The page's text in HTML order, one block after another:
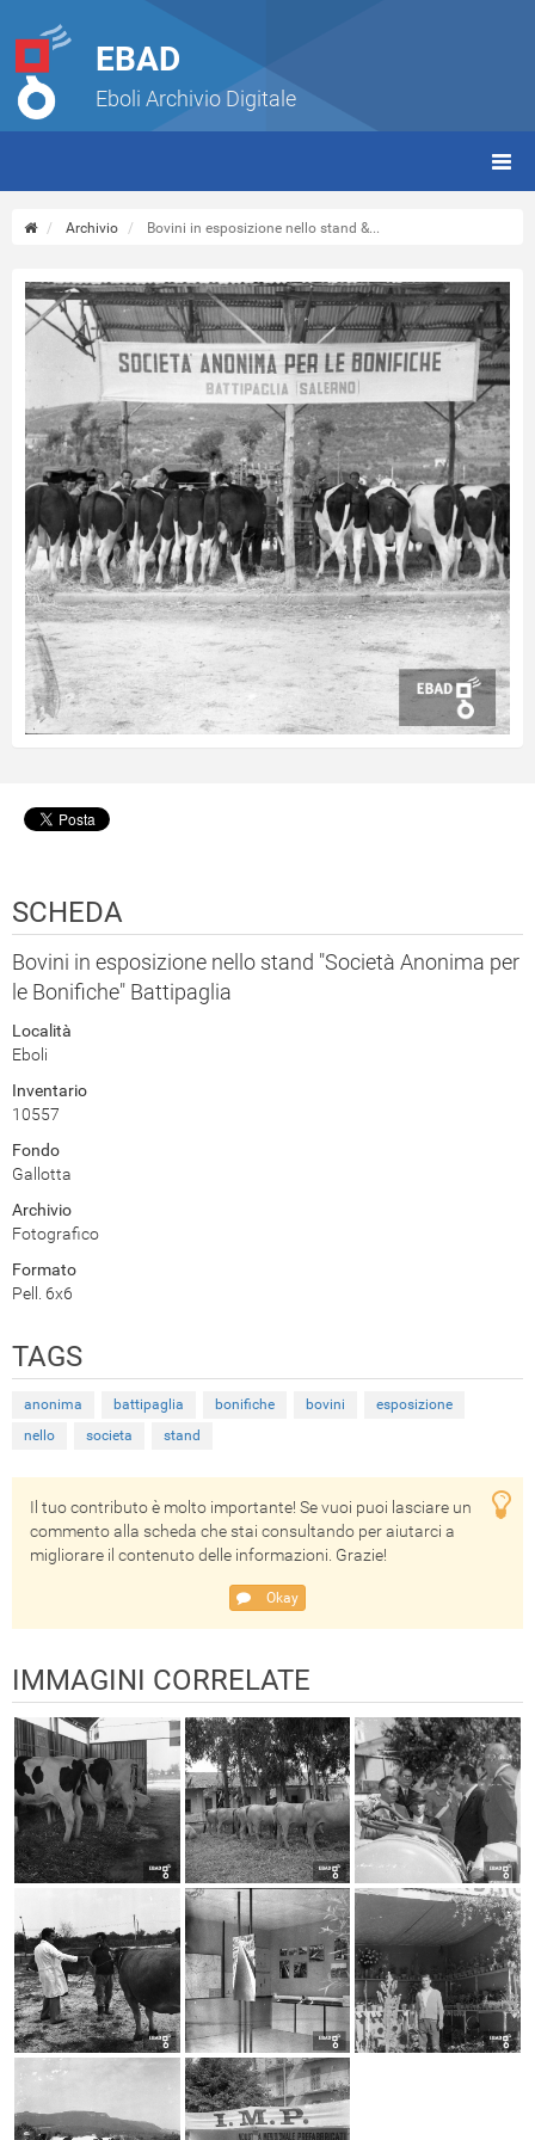
EBAD
Eboli Archivio Digitale
Archivio Bovini in esposizione nello stand &...
SCHEDA
Bovini in esposizione nello stand "Società Anonima per
le Bonifiche" Battipaglia
Località
Eboli
Inventario
10557
Fondo
Gallotta
Archivio
Fotografico
Formato
Pell. 6x6
TAGS
anonima battipaglia bonifiche bovini
esposizione
nello
societa stand
Il tuo contributo è molto importante! Se vuoi puoi lasciare un
commento alla scheda che stai consultando per aiutarci a
migliorare il contenuto delle informazioni. Grazie!
Okay
IMMAGINI CORRELATE